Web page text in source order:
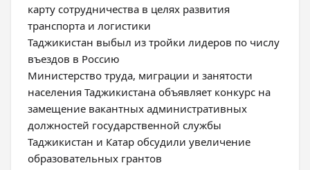
карту сотрудничества в целях развития
транспорта и логистики
Таджикистан выбыл из тройки лидеров по числу
въездов в Россию
Министерство труда, миграции и занятости
населения Таджикистана объявляет конкурс на
замещение вакантных административных
должностей государственной службы
Таджикистан и Катар обсудили увеличение
образовательных грантов